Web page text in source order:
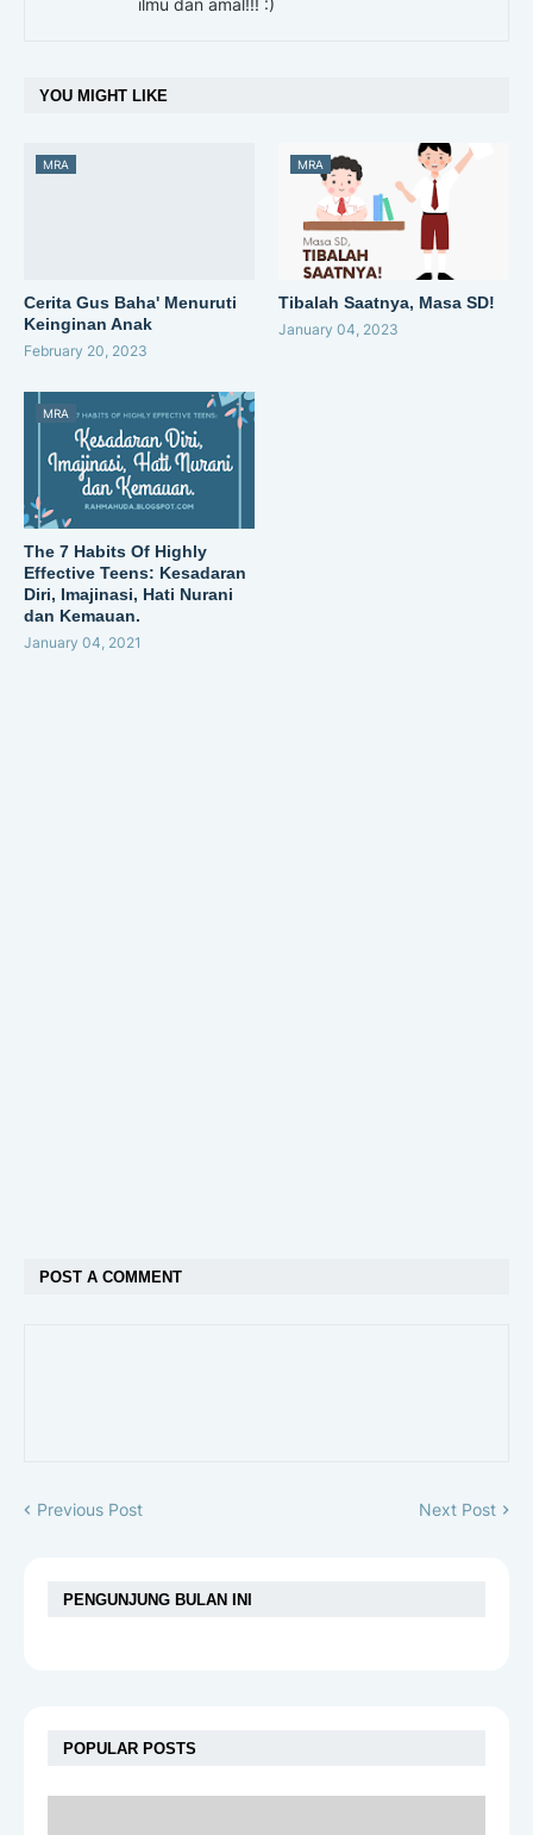
ilmu dan amal!!! :)
YOU MIGHT LIKE
MRA
Cerita Gus Baha' Menuruti
Keinginan Anak
February 20, 2023
MRA
Tibalah Saatnya, Masa SD!
January 04, 2023
MRA
The 7 Habits Of Highly
Effective Teens: Kesadaran
Diri, Imajinasi, Hati Nurani
dan Kemauan.
January 04, 2021
POST A COMMENT
Previous Post Next Post
PENGUNJUNG BULAN INI
POPULAR POSTS